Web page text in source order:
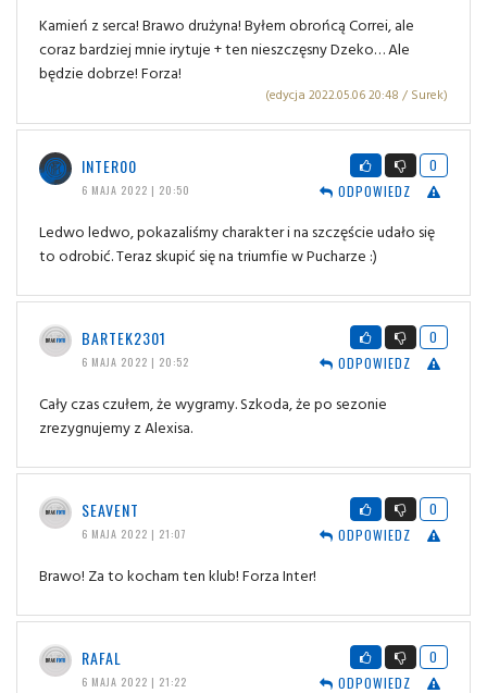
Kamień z serca! Brawo drużyna! Byłem obrońcą Correi, ale
coraz bardziej mnie irytuje + ten nieszczęsny Dzeko… Ale
będzie dobrze! Forza!
(edycja 2022.05.06 20:48 / Surek)
INTER00
6 MAJA 2022 | 20:50
0
ODPOWIEDZ
Ledwo ledwo, pokazaliśmy charakter i na szczęście udało się
to odrobić. Teraz skupić się na triumfie w Pucharze :)
BARTEK2301
6 MAJA 2022 | 20:52
0
ODPOWIEDZ
Cały czas czułem, że wygramy. Szkoda, że po sezonie
zrezygnujemy z Alexisa.
SEAVENT
6 MAJA 2022 | 21:07
0
ODPOWIEDZ
Brawo! Za to kocham ten klub! Forza Inter!
RAFAL
6 MAJA 2022 | 21:22
0
ODPOWIEDZ